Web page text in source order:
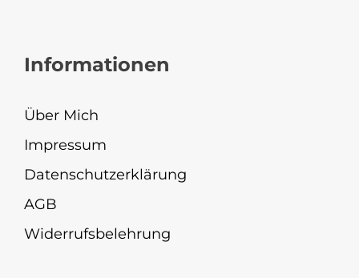
Informationen
Über Mich
Impressum
Datenschutzerklärung
AGB
Widerrufsbelehrung